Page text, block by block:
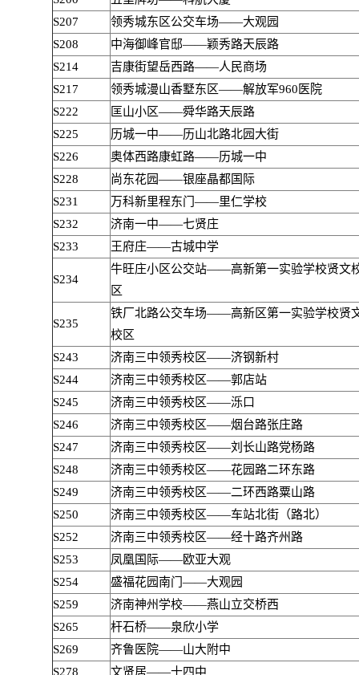
S207
领秀城东区公交车场——大观园
S208
中海御峰官邸——颖秀路天辰路
S214
吉康街望岳西路——人民商场
S217
领秀城漫山香墅东区——解放军960医院
S222
匡山小区——舜华路天辰路
S225
历城一中——历山北路北园大街
S226
奥体西路康虹路——历城一中
S228
尚东花园——银座晶都国际
S231
万科新里程东门——里仁学校
S232
济南一中——七贤庄
S233
王府庄——古城中学
S234
牛旺庄小区公交站——高新第一实验学校贤文
区
S235
铁厂北路公交车场——高新区第一实验学校贤
校区
S243
济南三中领秀校区——济钢新村
S244
济南三中领秀校区——郭店站
S245
济南三中领秀校区——泺口
S246
济南三中领秀校区——烟台路张庄路
S247
济南三中领秀校区——刘长山路党杨路
S248
济南三中领秀校区——花园路二环东路
S249
济南三中领秀校区——二环西路粟山路
S250
济南三中领秀校区——车站北街（路北）
S252
济南三中领秀校区——经十路齐州路
S253
凤凰国际——欧亚大观
S254
盛福花园南门——大观园
S259
济南神州学校——燕山立交桥西
S265
杆石桥——泉欣小学
S269
齐鲁医院——山大附中
S278
文贤居——十四中